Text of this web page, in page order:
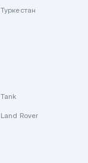
Туркестан
Tank
Land Rover